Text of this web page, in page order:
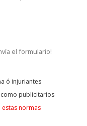
el formulario!
ó injuriantes
publicitarios
estas normas